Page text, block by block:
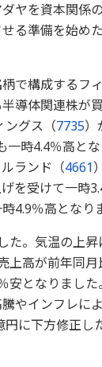
ヤを資本関係
る準備を始め
で構成するフ
導体関連株が
ングス（7735）
一時4.4％高と
ランド（4661
を受けて一時
4.9％高となり
た。気温の上
高が前年同
安となりまし
やインフレに
に下方修正し